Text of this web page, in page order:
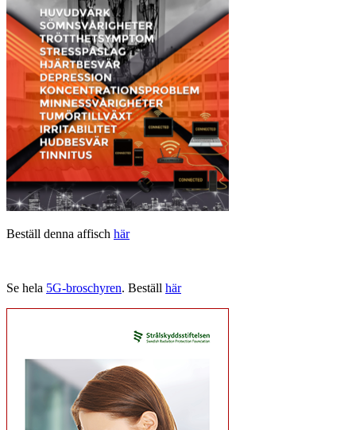
Beställ denna affisch här
Se hela 5G-broschyren. Beställ här